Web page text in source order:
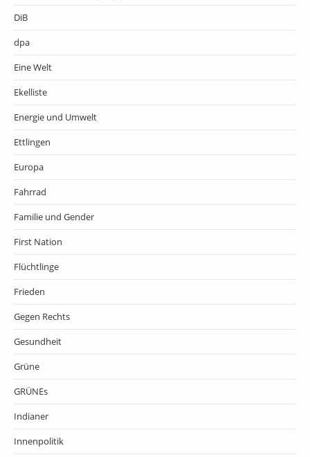
DiB
dpa
Eine Welt
Ekelliste
Energie und Umwelt
Ettlingen
Europa
Fahrrad
Familie und Gender
First Nation
Flüchtlinge
Frieden
Gegen Rechts
Gesundheit
Grüne
GRÜNEs
Indianer
Innenpolitik